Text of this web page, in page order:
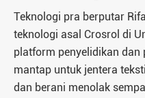
Teknologi pra berputar
teknologi asal Crosrol di
platform penyelidikan dan
mantap untuk jentera
dan berani menolak